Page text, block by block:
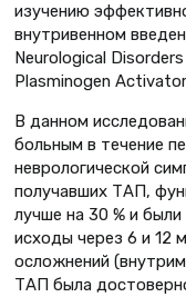
изучению
внутривенном
Neurological
Plasminogen
В данном
больным в течение
неврологической
получавших ТАП,
лучше на 30 % и
исходы через 6 и 12
осложнений
ТАП была